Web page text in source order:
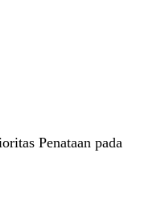
Penataan pada